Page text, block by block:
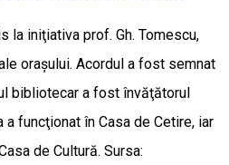
la iniţiativa prof. Gh. Tomescu,
oraşului. Acordul a fost semnat
bibliotecar a fost învăţătorul
funcţionat în Casa de Cetire, iar
de Cultură. Sursa: